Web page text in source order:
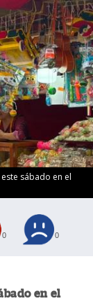
sábado en el
0 0
en el